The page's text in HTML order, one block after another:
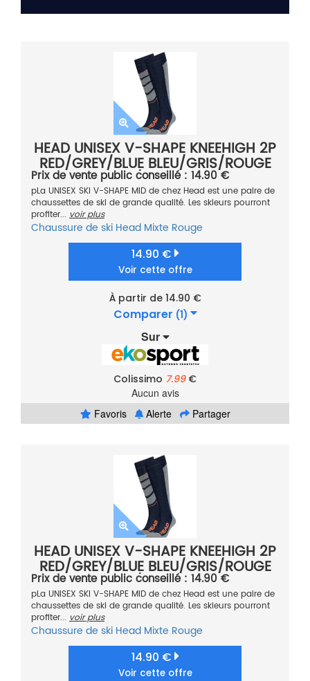
HEAD UNISEX V-SHAPE KNEEHIGH 2P
RED/GREY/BLUE BLEU/GRIS/ROUGE
35/38 2021
Prix de vente public conseillé : 14.90 €
pLa UNISEX SKI V-SHAPE MID de chez Head est une paire de
chaussettes de ski de grande qualité. Les skieurs pourront
profiter... voir plus
Chaussure de ski Head Mixte Rouge
14.90 €
Voir cette offre
À partir de 14.90 €
Comparer (1)
Sur
Colissimo 7.99€
Aucun avis
Favoris
Alerte Partager
HEAD UNISEX V-SHAPE KNEEHIGH 2P
RED/GREY/BLUE BLEU/GRIS/ROUGE
39/42 2021
Prix de vente public conseillé : 14.90 €
pLa UNISEX SKI V-SHAPE MID de chez Head est une paire de
chaussettes de ski de grande qualité. Les skieurs pourront
profiter... voir plus
Chaussure de ski Head Mixte Rouge
14.90 €
Voir cette offre